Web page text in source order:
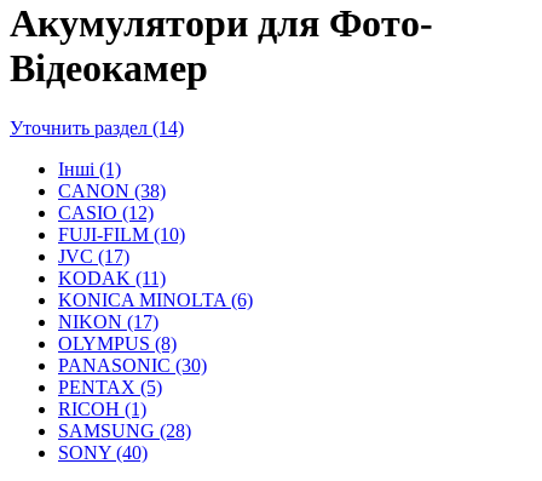
Акумулятори для Фото-
Відеокамер
Уточнить раздел (14)
Інші (1)
CANON (38)
CASIO (12)
FUJI-FILM (10)
JVC (17)
KODAK (11)
KONICA MINOLTA (6)
NIKON (17)
OLYMPUS (8)
PANASONIC (30)
PENTAX (5)
RICOH (1)
SAMSUNG (28)
SONY (40)